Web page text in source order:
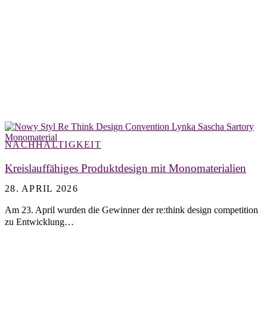
NACHHALTIGKEIT
Kreislauffähiges Produktdesign mit Monomaterialien
28. APRIL 2026
Am 23. April wurden die Gewinner der re:think design competition
zu Entwicklung…